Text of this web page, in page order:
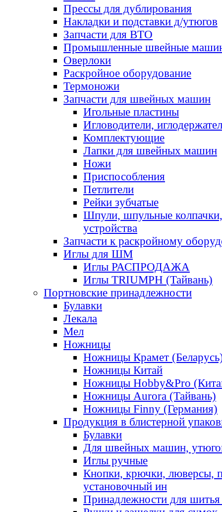
Прессы для дублирования
Накладки и подставки д/утюгов
Запчасти для ВТО
Промышленные швейные
Оверлоки
Раскройное оборудование
Термоножи
Запчасти для швейных машин
Игольные пластины
Игловодители,
Комплектующие
Лапки для швейных машин
Ножи
Приспособления
Петлители
Рейки зубчатые
Шпули, шпульные
устройства
Запчасти к раскройному
Иглы для ШМ
Иглы РАСПРОДАЖА
Иглы TRIUMPH (Тайвань)
Портновские принадлежности
Булавки
Лекала
Мел
Ножницы
Ножницы Крамет
Ножницы Китай
Ножницы Hobby&Pro
Ножницы Aurora (Тайвань)
Ножницы Finny (Германия)
Продукция в блистерной
Булавки
Для швейных машин,
Иглы ручные
Кнопки, крючки, люверсы,
установочный ин
Принадлежности для шитья